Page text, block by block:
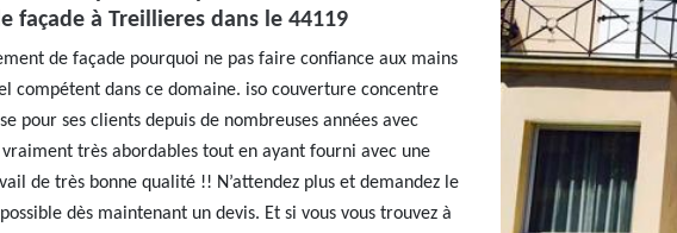
façade à Treillieres dans le 44119
de façade pourquoi ne pas faire confiance aux mains
compétent dans ce domaine. iso couverture concentre
pour ses clients depuis de nombreuses années avec
très abordables tout en ayant fourni avec une
de très bonne qualité !! N’attendez plus et demandez le
dès maintenant un devis. Et si vous vous trouvez à